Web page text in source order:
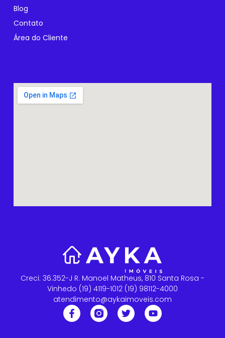
Creci: 36.352-J R. Manoel Matheus, 810 Santa Rosa -
Vinhedo (19) 4119-1012 (19) 98112-4000
atendimento@aykaimoveis.com
Blog
Contato
Área do Cliente